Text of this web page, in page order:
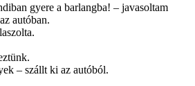
gyere a barlangba! – javasoltam
autóban.
– szállt ki az autóból.